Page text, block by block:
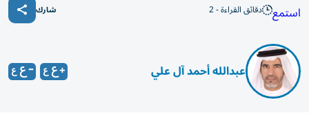
استمع دقائق القراءة - 2 شارك
عبدالله أحمد آل علي